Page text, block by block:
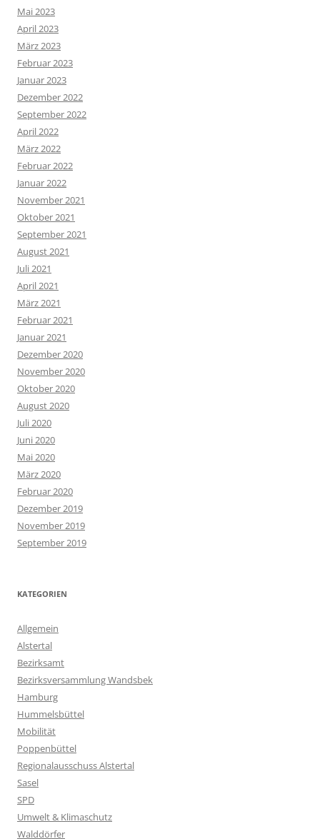
Mai 2023
April 2023
März 2023
Februar 2023
Januar 2023
Dezember 2022
September 2022
April 2022
März 2022
Februar 2022
Januar 2022
November 2021
Oktober 2021
September 2021
August 2021
Juli 2021
April 2021
März 2021
Februar 2021
Januar 2021
Dezember 2020
November 2020
Oktober 2020
August 2020
Juli 2020
Juni 2020
Mai 2020
März 2020
Februar 2020
Dezember 2019
November 2019
September 2019
KATEGORIEN
Allgemein
Alstertal
Bezirksamt
Bezirksversammlung Wandsbek
Hamburg
Hummelsbüttel
Mobilität
Poppenbüttel
Regionalausschuss Alstertal
Sasel
SPD
Umwelt & Klimaschutz
Walddörfer